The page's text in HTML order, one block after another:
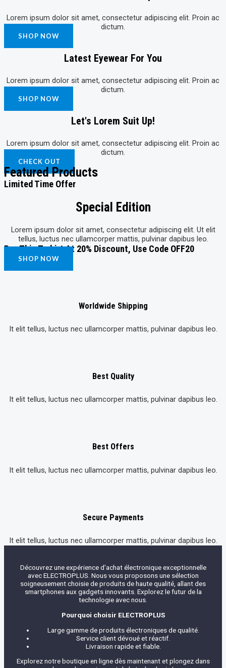
Lorem ipsum dolor sit amet, consectetur adipiscing elit. Proin ac
dictum.
SHOP NOW
Latest Eyewear For You
Lorem ipsum dolor sit amet, consectetur adipiscing elit. Proin ac
dictum.​
SHOP NOW
Let's Lorem Suit Up!
Lorem ipsum dolor sit amet, consectetur adipiscing elit. Proin ac
dictum.​
CHECK OUT
Featured Products
Limited Time Offer
Special Edition
Lorem ipsum dolor sit amet, consectetur adipiscing elit. Ut elit
tellus, luctus nec ullamcorper mattis, pulvinar dapibus leo.
Buy This T-shirt At 20% Discount, Use Code OFF20
SHOP NOW
Worldwide Shipping
It elit tellus, luctus nec ullamcorper mattis, pulvinar dapibus leo.
Best Quality
It elit tellus, luctus nec ullamcorper mattis, pulvinar dapibus leo.
Best Offers
It elit tellus, luctus nec ullamcorper mattis, pulvinar dapibus leo.
Secure Payments
It elit tellus, luctus nec ullamcorper mattis, pulvinar dapibus leo.
Découvrez une expérience d'achat électronique exceptionnelle
avec ELECTROPLUS. Nous vous proposons une sélection
soigneusement choisie de produits de haute qualité, allant des
smartphones aux gadgets innovants. Explorez le futur de la
technologie avec nous.
Pourquoi choisir ELECTROPLUS
Large gamme de produits électroniques de qualité.
Service client dévoué et réactif.
Livraison rapide et fiable.
Explorez notre boutique en ligne dès maintenant et plongez dans